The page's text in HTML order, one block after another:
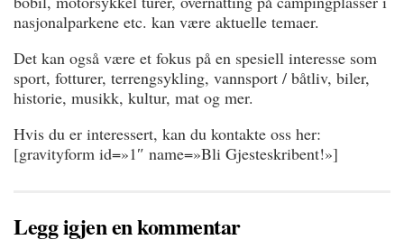
nasjonalparkene etc. kan være aktuelle temaer.
Det kan også være et fokus på en spesiell interesse som
sport, fotturer, terrengsykling, vannsport / båtliv, biler,
historie, musikk, kultur, mat og mer.
Hvis du er interessert, kan du kontakte oss her:
[gravityform id=»1″ name=»Bli Gjesteskribent!»]
Legg igjen en kommentar